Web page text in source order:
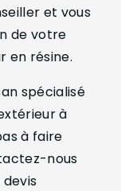
et vous
de votre
en résine.
spécialisé
à
à faire
nous